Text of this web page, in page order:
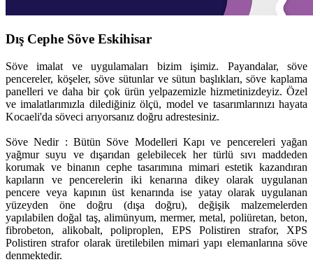
Dış Cephe Söve Eskihisar
Söve imalat ve uygulamaları bizim işimiz. Payandalar, söve
pencereler, köşeler, söve sütunlar ve sütun başlıkları, söve kaplama
panelleri ve daha bir çok ürün yelpazemizle hizmetinizdeyiz. Özel
ve imalatlarımızla dilediğiniz ölçü, model ve tasarımlarınızı hayata
Kocaeli'da söveci arıyorsanız doğru adrestesiniz.
Söve Nedir : Bütün Söve Modelleri Kapı ve pencereleri yağan
yağmur suyu ve dışarıdan gelebilecek her türlü sıvı maddeden
korumak ve binanın cephe tasarımına mimari estetik kazandıran
kapıların ve pencerelerin iki kenarına dikey olarak uygulanan
pencere veya kapının üst kenarında ise yatay olarak uygulanan
yüzeyden öne doğru (dışa doğru), değişik malzemelerden
yapılabilen doğal taş, alimünyum, mermer, metal, poliüretan, beton,
fibrobeton, alikobalt, poliproplen, EPS Polistiren strafor, XPS
Polistiren strafor olarak üretilebilen mimari yapı elemanlarına söve
denmektedir.